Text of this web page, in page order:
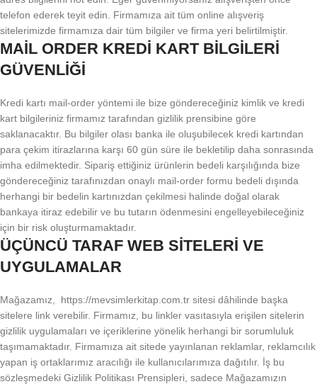
telefon ederek teyit edin. Firmamıza ait tüm online alışveriş
sitelerimizde firmamıza dair tüm bilgiler ve firma yeri belirtilmiştir.
MAİL ORDER KREDİ KART BİLGİLERİ
GÜVENLİĞİ
Kredi kartı mail-order yöntemi ile bize göndereceğiniz kimlik ve kredi
kart bilgileriniz firmamız tarafından gizlilik prensibine göre
saklanacaktır. Bu bilgiler olası banka ile oluşubilecek kredi kartından
para çekim itirazlarına karşı 60 gün süre ile bekletilip daha sonrasında
imha edilmektedir. Sipariş ettiğiniz ürünlerin bedeli karşılığında bize
göndereceğiniz tarafınızdan onaylı mail-order formu bedeli dışında
herhangi bir bedelin kartınızdan çekilmesi halinde doğal olarak
bankaya itiraz edebilir ve bu tutarın ödenmesini engelleyebileceğiniz
için bir risk oluşturmamaktadır.
ÜÇÜNCÜ TARAF WEB SİTELERİ VE
UYGULAMALAR
Mağazamız, https://mevsimlerkitap.com.tr sitesi dâhilinde başka
sitelere link verebilir. Firmamız, bu linkler vasıtasıyla erişilen sitelerin
gizlilik uygulamaları ve içeriklerine yönelik herhangi bir sorumluluk
taşımamaktadır. Firmamıza ait sitede yayınlanan reklamlar, reklamcılık
yapan iş ortaklarımız aracılığı ile kullanıcılarımıza dağıtılır. İş bu
sözleşmedeki Gizlilik Politikası Prensipleri, sadece Mağazamızın